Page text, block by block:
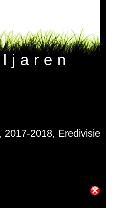
2017-2018, Eredivisie